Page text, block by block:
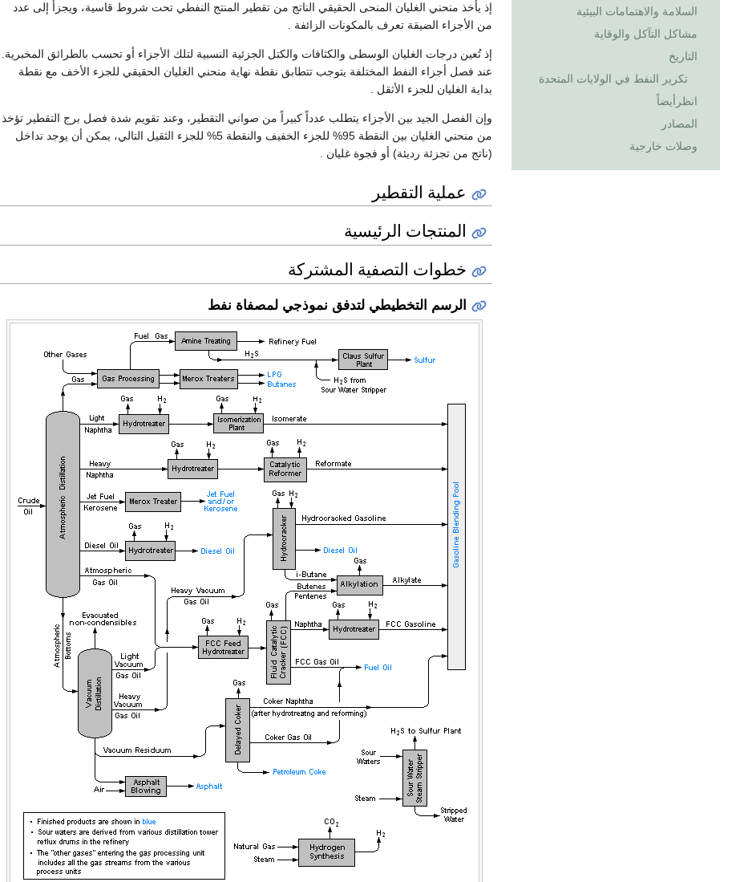
السلامة والاهتمامات البيئية
مشاكل التآكل والوقاية
التاريخ
تكرير النفط في الولايات المتحدة
انظرأيضاً
المصادر
وصلات خارجية
إذ يأخذ منحني الغليان المنحى الحقيقي الناتج من تقطير المنتج النفطي تحت شروط قاسية، ويجزأ إلى عدد
من الأجزاء الضيقة تعرف بالمكونات الزائفة .
إذ تُعين درجات الغليان الوسطى والكثافات والكتل الجزئية النسبية لتلك الأجزاء أو تحسب بالطرائق المخبرية.
عند فصل أجزاء النفط المختلفة يتوجب تتطابق نقطة نهاية منحني الغليان الحقيقي للجزء الأخف مع نقطة
بداية الغليان للجزء الأثقل .
وإن الفصل الجيد بين الأجزاء يتطلب عدداً كبيراً من صواني التقطير، وعند تقويم شدة فصل برج التقطير تؤخذ
من منحني الغليان بين النقطة 95% للجزء الخفيف والنقطة 5% للجزء الثقيل التالي، يمكن أن يوجد تداخل
(ناتج من تجزئة رديئة) أو فجوة غليان .
عملية التقطير
المنتجات الرئيسية
خطوات التصفية المشتركة
الرسم التخطيطي لتدفق نموذجي لمصفاة نفط